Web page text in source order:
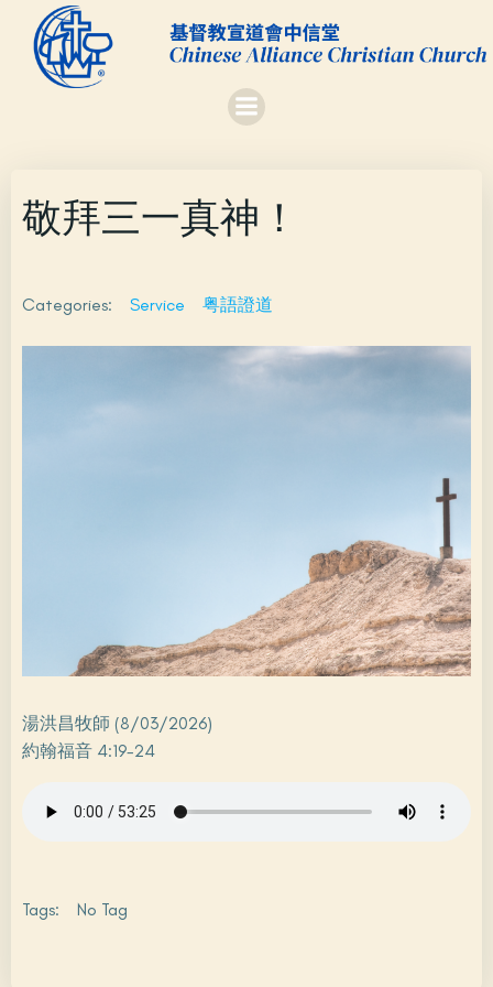
to
content
敬拜三一真神！
Categories: Service 粤語證道
湯洪昌牧師 (8/03/2026)
約翰福音 4:19-24
Tags: No Tag